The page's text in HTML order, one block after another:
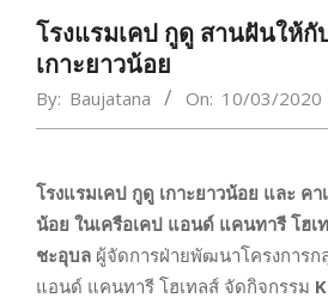
โรงแรมเคป กูดู สานฝันให้กั
เกาะยาวน้อย
By: Baujatana On: 10/03/2020
โรงแรมเคป กูดู เกาะยาวน้อย และ ค
น้อย ในเครือเคป แอนด์ แคนทารี โฮเ
ชะอุบล ผู้จัดการฝ่ายพัฒนาโครงการก
แอนด์ แคนทารี โฮเทลส์ จัดกิจกรรม